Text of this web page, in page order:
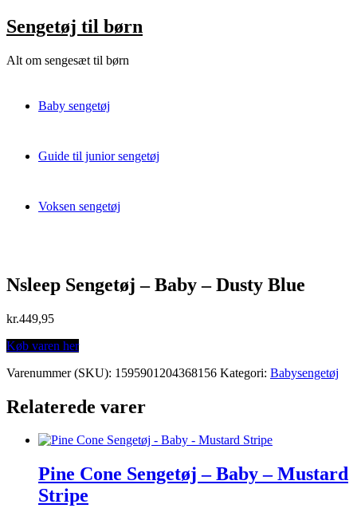
Skip
to
Sengetøj til børn
Alt om sengesæt til børn
Baby sengetøj
Guide til junior sengetøj
Voksen sengetøj
Nsleep Sengetøj – Baby – Dusty Blue
kr.449,95
Køb varen her
Varenummer (SKU): 1595901204368156 Kategori: Babysengetøj
Relaterede varer
Pine Cone Sengetøj – Baby – Mustard
Stripe